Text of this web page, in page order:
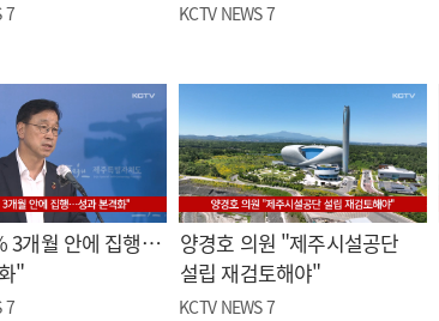
7 KCTV NEWS 7
3개월 안에 집행…
"
7
양경호 의원 "제주시설공단
설립 재검토해야"
KCTV NEWS 7